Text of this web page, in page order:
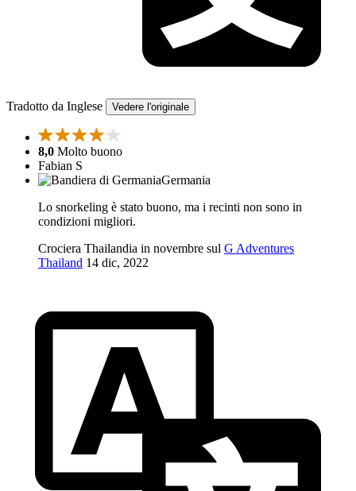
Tradotto da Inglese Vedere l'originale
8,0 Molto buono
Fabian S
Germania
Lo snorkeling è stato buono, ma i recinti non sono in
condizioni migliori.
Crociera Thailandia in novembre sul G Adventures
Thailand 14 dic, 2022